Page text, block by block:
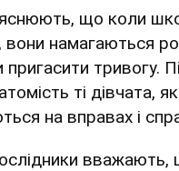
що коли
вони намагаються
пригасити тривогу.
ті дівчата,
на вправах і